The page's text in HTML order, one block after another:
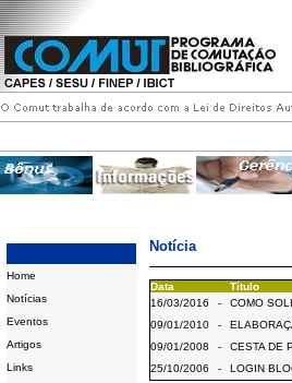
Home
Notícias
Eventos
Artigos
Links
Notícia
Data
Título
16/03/2016
-
COMO
09/01/2010
-
09/01/2008
-
CESTA DE
25/10/2006
- LOGIN